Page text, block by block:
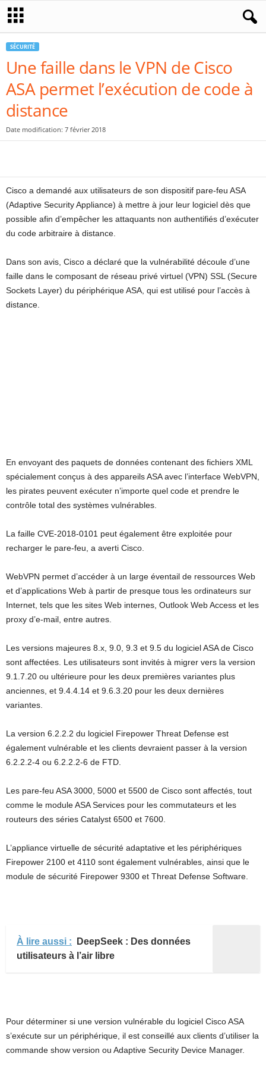
SÉCURITÉ
Une faille dans le VPN de Cisco
ASA permet l’exécution de code à
distance
Date modification: 7 février 2018
Cisco a demandé aux utilisateurs de son dispositif pare-feu ASA
(Adaptive Security Appliance) à mettre à jour leur logiciel dès que
possible afin d’empêcher les attaquants non authentifiés d’exécuter
du code arbitraire à distance.
Dans son avis, Cisco a déclaré que la vulnérabilité découle d’une
faille dans le composant de réseau privé virtuel (VPN) SSL (Secure
Sockets Layer) du périphérique ASA, qui est utilisé pour l’accès à
distance.
En envoyant des paquets de données contenant des fichiers XML
spécialement conçus à des appareils ASA avec l’interface WebVPN,
les pirates peuvent exécuter n’importe quel code et prendre le
contrôle total des systèmes vulnérables.
La faille CVE-2018-0101 peut également être exploitée pour
recharger le pare-feu, a averti Cisco.
WebVPN permet d’accéder à un large éventail de ressources Web
et d’applications Web à partir de presque tous les ordinateurs sur
Internet, tels que les sites Web internes, Outlook Web Access et les
proxy d’e-mail, entre autres.
Les versions majeures 8.x, 9.0, 9.3 et 9.5 du logiciel ASA de Cisco
sont affectées. Les utilisateurs sont invités à migrer vers la version
9.1.7.20 ou ultérieure pour les deux premières variantes plus
anciennes, et 9.4.4.14 et 9.6.3.20 pour les deux dernières
variantes.
La version 6.2.2.2 du logiciel Firepower Threat Defense est
également vulnérable et les clients devraient passer à la version
6.2.2.2-4 ou 6.2.2.2-6 de FTD.
Les pare-feu ASA 3000, 5000 et 5500 de Cisco sont affectés, tout
comme le module ASA Services pour les commutateurs et les
routeurs des séries Catalyst 6500 et 7600.
L’appliance virtuelle de sécurité adaptative et les périphériques
Firepower 2100 et 4110 sont également vulnérables, ainsi que le
module de sécurité Firepower 9300 et Threat Defense Software.
À lire aussi :
DeepSeek : Des données
utilisateurs à l’air libre
Pour déterminer si une version vulnérable du logiciel Cisco ASA
s’exécute sur un périphérique, il est conseillé aux clients d’utiliser la
commande show version ou Adaptive Security Device Manager.